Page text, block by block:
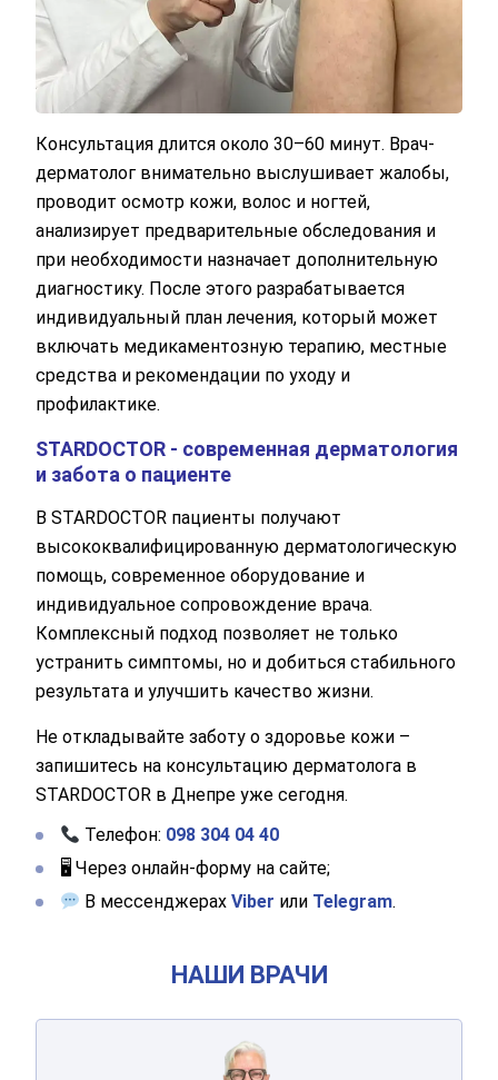
Консультация длится около 30–60 минут. Врач-
дерматолог внимательно выслушивает жалобы,
проводит осмотр кожи, волос и ногтей,
анализирует предварительные обследования и
при необходимости назначает дополнительную
диагностику. После этого разрабатывается
индивидуальный план лечения, который может
включать медикаментозную терапию, местные
средства и рекомендации по уходу и
профилактике.
STARDOCTOR - современная дерматология
и забота о пациенте
В STARDOCTOR пациенты получают
высококвалифицированную дерматологическую
помощь, современное оборудование и
индивидуальное сопровождение врача.
Комплексный подход позволяет не только
устранить симптомы, но и добиться стабильного
результата и улучшить качество жизни.
Не откладывайте заботу о здоровье кожи –
запишитесь на консультацию дерматолога в
STARDOCTOR в Днепре уже сегодня.
Телефон: 098 304 04 40
🖥 Через онлайн-форму на сайте;
В мессенджерахViber или Telegram.
НАШИ ВРАЧИ
ГАРМАШ
Сергей Константинович